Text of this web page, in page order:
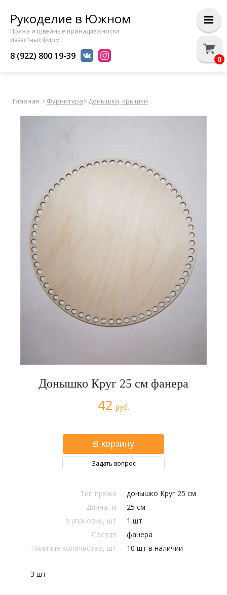
Рукоделие в Южном
Пряжа и швейные принадлежности
известных фирм
8 (922) 800 19-39
Главная Фурнитура Донышки, крышки
Донышко Круг 25 см фанера
42 руб.
Задать вопрос
Тип пряжи
донышко Круг 25 см
Длина, м
25 см
в упаковке, шт
1 шт
Состав
фанера
Наличие количество, шт
10 шт в наличии
3 шт
0